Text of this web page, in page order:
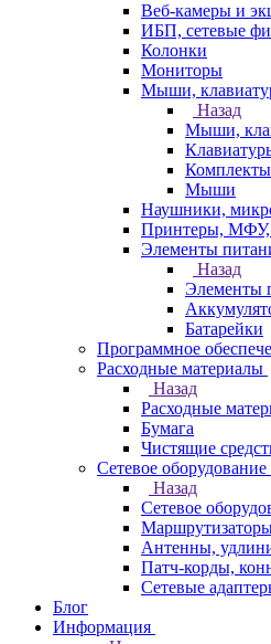
Веб-камеры и
ИБП, сетевые
Колонки
Мониторы
Мыши,
Назад
Мыши,
Мыши
Наушники,
Принтеры, МФУ,
Элементы
Назад
Элементы
Батарейки
Программное
Расходные материалы
Назад
Расходные
Бумага
Чистящие
Сетевое оборудование
Назад
Сетевое
Антенны,
Патч-корды,
Сетевые
Блог
Информация